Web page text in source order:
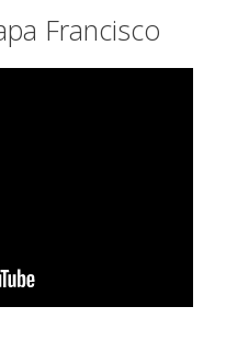
Francisco